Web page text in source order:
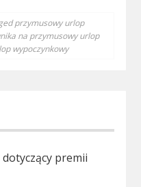
przymusowy urlop
na przymusowy urlop
wypoczynkowy
premii